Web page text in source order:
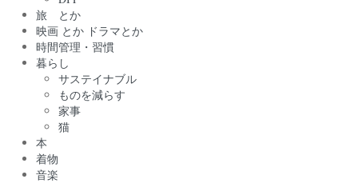
旅 とか
映画 とか ドラマとか
時間管理・習慣
暮らし
サステイナブル
ものを減らす
家事
猫
本
着物
音楽